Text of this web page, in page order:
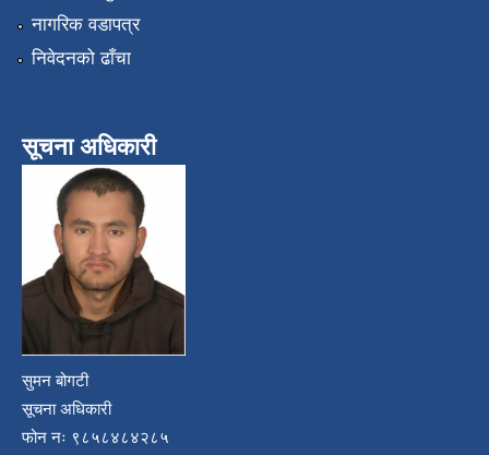
नागरिक वडापत्र
निवेदनको ढाँचा
सूचना अधिकारी
सुमन बोगटी
सूचना अधिकारी
फोन नः ९८५८४८४२८५